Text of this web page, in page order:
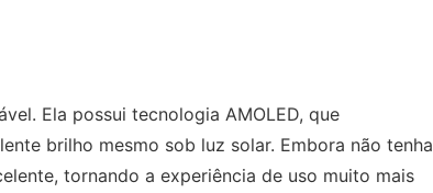
Ela possui tecnologia AMOLED, que
brilho mesmo sob luz solar. Embora não tenha
tornando a experiência de uso muito mais